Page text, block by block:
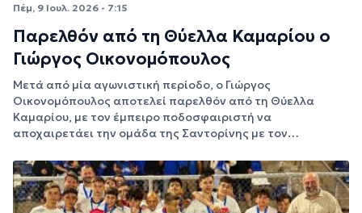
Πέμ, 9 Ιουλ. 2026 - 7:15
Παρελθόν από τη Θύελλα Καμαρίου ο
Γιώργος Οικονομόπουλος
Μετά από μία αγωνιστική περίοδο, ο Γιώργος
Οικονομόπουλος αποτελεί παρελθόν από τη Θύελλα
Καμαρίου, με τον έμπειρο ποδοσφαιριστή να
αποχαιρετάει την ομάδα της Σαντορίνης με τον…